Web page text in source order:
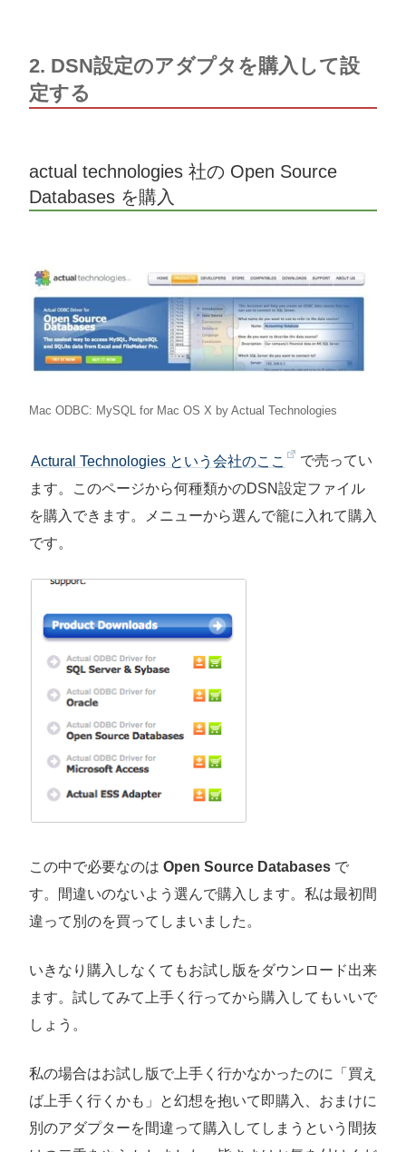
2. DSN設定のアダプタを購入して設
定する
actual technologies 社の Open Source
Databases を購入
Mac ODBC: MySQL for Mac OS X by Actual Technologies
Actural Technologies という会社のここ
で売ってい
ます。このページから何種類かのDSN設定ファイル
を購入できます。メニューから選んで籠に入れて購入
です。
この中で必要なのは Open Source Databases で
す。間違いのないよう選んで購入します。私は最初間
違って別のを買ってしまいました。
いきなり購入しなくてもお試し版をダウンロード出来
ます。試してみて上手く行ってから購入してもいいで
しょう。
私の場合はお試し版で上手く行かなかったのに「買え
ば上手く行くかも」と幻想を抱いて即購入、おまけに
別のアダプターを間違って購入してしまうという間抜